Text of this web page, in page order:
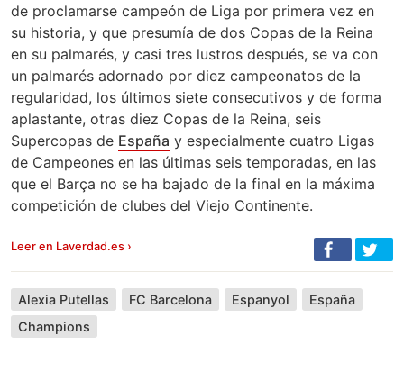
de proclamarse campeón de Liga por primera vez en
su historia, y que presumía de dos Copas de la Reina
en su palmarés, y casi tres lustros después, se va con
un palmarés adornado por diez campeonatos de la
regularidad, los últimos siete consecutivos y de forma
aplastante, otras diez Copas de la Reina, seis
Supercopas de España y especialmente cuatro Ligas
de Campeones en las últimas seis temporadas, en las
que el Barça no se ha bajado de la final en la máxima
competición de clubes del Viejo Continente.
Leer en Laverdad.es ›
Alexia Putellas FC Barcelona Espanyol
España
Champions